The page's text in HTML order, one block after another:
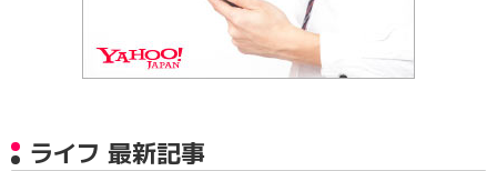
ライフ 最新記事